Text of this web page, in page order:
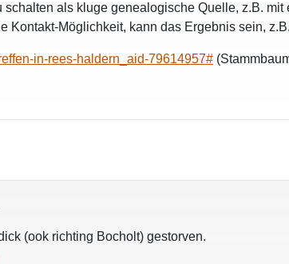
schalten als kluge genealogische Quelle, z.B. mit
Kontakt-Möglichkeit, kann das Ergebnis sein,
in-rees-haldern_aid-79614957#
(ook richting Bocholt) gestorven.